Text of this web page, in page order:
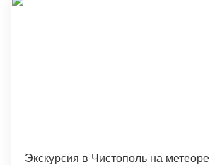
Экскурсия в Чистополь на метеоре